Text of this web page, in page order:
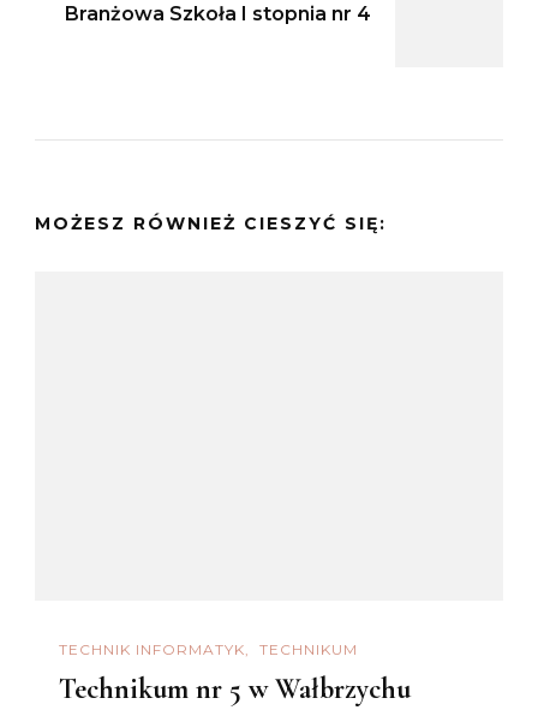
Branżowa Szkoła I stopnia nr 4
MOŻESZ RÓWNIEŻ CIESZYĆ SIĘ:
TECHNIK INFORMATYK TECHNIKUM
Technikum nr 5 w Wałbrzychu